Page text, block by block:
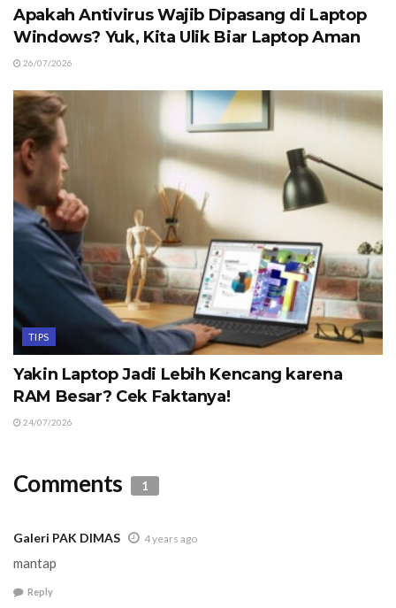
Apakah Antivirus Wajib Dipasang di Laptop
Windows? Yuk, Kita Ulik Biar Laptop Aman
26/07/2026
TIPS
Yakin Laptop Jadi Lebih Kencang karena
RAM Besar? Cek Faktanya!
24/07/2026
Comments 1
Galeri PAK DIMAS 4 years ago
mantap
Reply